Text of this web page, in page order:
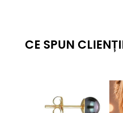
CE SPUN